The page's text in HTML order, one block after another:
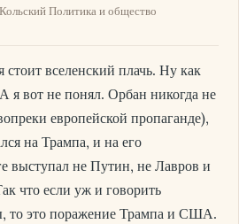
Политика и общество
стоит вселенский плачь. Ну как
я вот не понял. Орбан никогда не
европейской пропаганде),
на Трампа, и на его
выступал не Путин, не Лавров и
что если уж и говорить
то это поражение Трампа и США.